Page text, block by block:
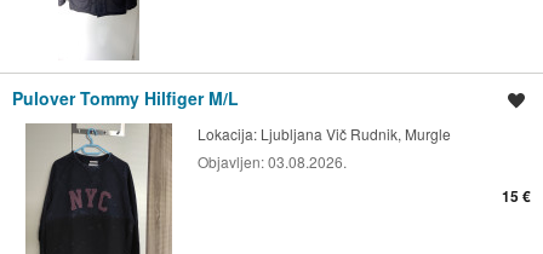
Pulover Tommy Hilfiger M/L
Lokacija: Ljubljana Vič Rudnik, Murgle
Objavljen:03.08.2026.
15 €